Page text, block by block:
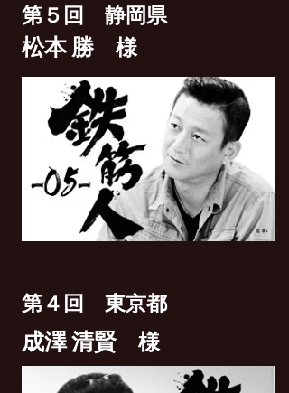
第５回 静岡県
松本 勝様
第４回 東京都
成澤 清賢 様